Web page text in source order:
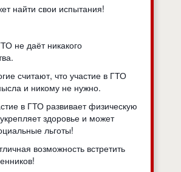
найти свои испытания!
не даёт никакого
считают, что участие в ГТО
и никому не нужно.
в ГТО развивает физическую
здоровье и может
льготы!
возможность встретить